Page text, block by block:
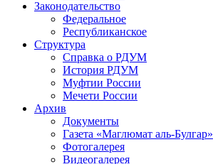
Законодательство
Федеральное
Республиканское
Структура
Справка о РДУМ
История РДУМ
Муфтии России
Мечети России
Архив
Документы
Газета «Маглюмат аль-Булгар»
Фотогалерея
Видеогалерея